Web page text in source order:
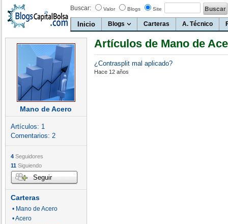
Buscar: Valor Blogs Site
Inicio Blogs Carteras A. Técnico
Mano de Acero
Artículos: 1
Comentarios: 2
4 Seguidores
11 Siguiendo
Seguir
Carteras
• Mano de Acero
• Acero
Artículos de Mano de
¿Contrasplit mal aplicado?
Hace 12 años